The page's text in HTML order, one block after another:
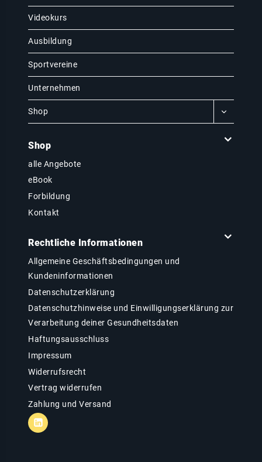
Videokurs
Ausbildung
Sportvereine
Unternehmen
Shop
Shop
alle Angebote
eBook
Forbildung
Kontakt
Rechtliche Informationen
Allgemeine Geschäftsbedingungen und
Kundeninformationen
Datenschutzerklärung
Datenschutzhinweise und Einwilligungserklärung zur
Verarbeitung deiner Gesundheitsdaten
Haftungsausschluss
Impressum
Widerrufsrecht
Vertrag widerrufen
Zahlung und Versand